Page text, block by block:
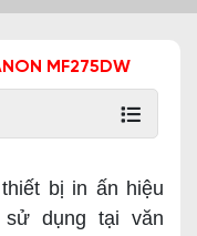
MF275DW
bị in ấn hiệu
dụng tại văn